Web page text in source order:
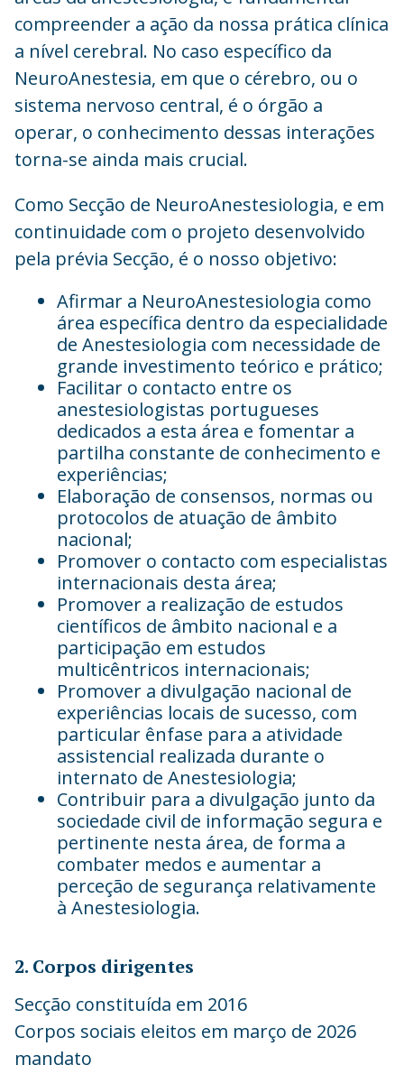
compreender a ação da nossa prática clínica
a nível cerebral. No caso específico da
NeuroAnestesia, em que o cérebro, ou o
sistema nervoso central, é o órgão a
operar, o conhecimento dessas interações
torna-se ainda mais crucial.
Como Secção de NeuroAnestesiologia, e em
continuidade com o projeto desenvolvido
pela prévia Secção, é o nosso objetivo:
Afirmar a NeuroAnestesiologia como
área específica dentro da especialidade
de Anestesiologia com necessidade de
grande investimento teórico e prático;
Facilitar o contacto entre os
anestesiologistas portugueses
dedicados a esta área e fomentar a
partilha constante de conhecimento e
experiências;
Elaboração de consensos, normas ou
protocolos de atuação de âmbito
nacional;
Promover o contacto com especialistas
internacionais desta área;
Promover a realização de estudos
científicos de âmbito nacional e a
participação em estudos
multicêntricos internacionais;
Promover a divulgação nacional de
experiências locais de sucesso, com
particular ênfase para a atividade
assistencial realizada durante o
internato de Anestesiologia;
Contribuir para a divulgação junto da
sociedade civil de informação segura e
pertinente nesta área, de forma a
combater medos e aumentar a
perceção de segurança relativamente
à Anestesiologia.
2. Corpos dirigentes
Secção constituída em 2016
Corpos sociais eleitos em março de 2026
mandato